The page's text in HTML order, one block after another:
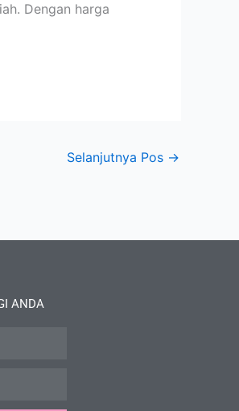
Dengan harga
Selanjutnya Pos →
ANDA